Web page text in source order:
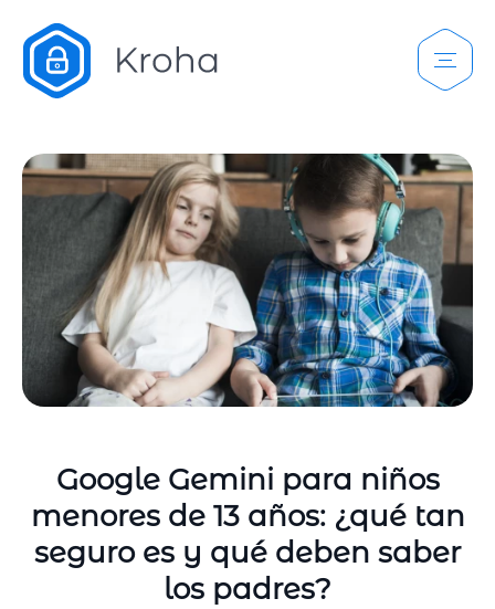
Google Gemini para niños
menores de 13 años: ¿qué tan
seguro es y qué deben saber
los padres?